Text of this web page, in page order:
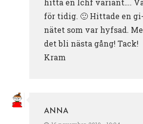
hitta en lchf variant….
för tidig. 🙂 Hittade en
nätet som var hyfsad.
det bli nästa gång! Tack!
Kram
ANNA